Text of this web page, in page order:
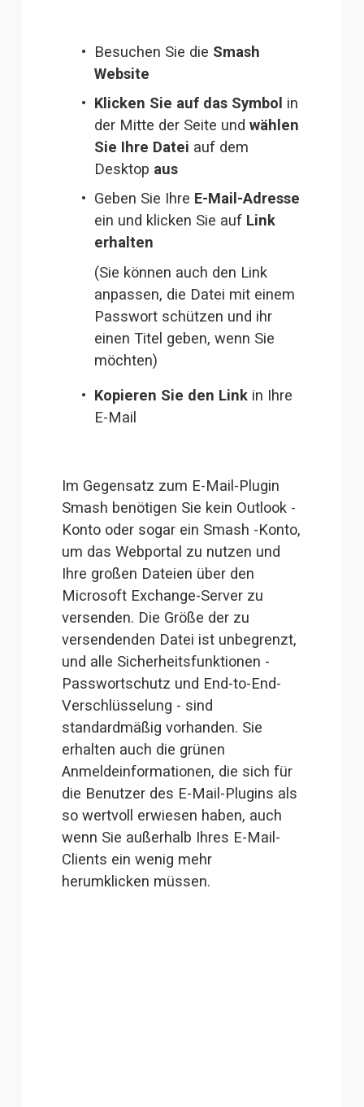
Besuchen Sie die Smash
Website
Klicken Sie auf das Symbol in
der Mitte der Seite und wählen
Sie Ihre Datei auf dem
Desktop aus
Geben Sie Ihre E-Mail-Adresse
ein und klicken Sie auf Link
erhalten
(Sie können auch den Link
anpassen, die Datei mit einem
Passwort schützen und ihr
einen Titel geben, wenn Sie
möchten)
Kopieren Sie den Link in Ihre
E-Mail
Im Gegensatz zum E-Mail-Plugin
Smash benötigen Sie kein Outlook -
Konto oder sogar ein Smash -Konto,
um das Webportal zu nutzen und
Ihre großen Dateien über den
Microsoft Exchange-Server zu
versenden. Die Größe der zu
versendenden Datei ist unbegrenzt,
und alle Sicherheitsfunktionen -
Passwortschutz und End-to-End-
Verschlüsselung - sind
standardmäßig vorhanden. Sie
erhalten auch die grünen
Anmeldeinformationen, die sich für
die Benutzer des E-Mail-Plugins als
so wertvoll erwiesen haben, auch
wenn Sie außerhalb Ihres E-Mail-
Clients ein wenig mehr
herumklicken müssen.